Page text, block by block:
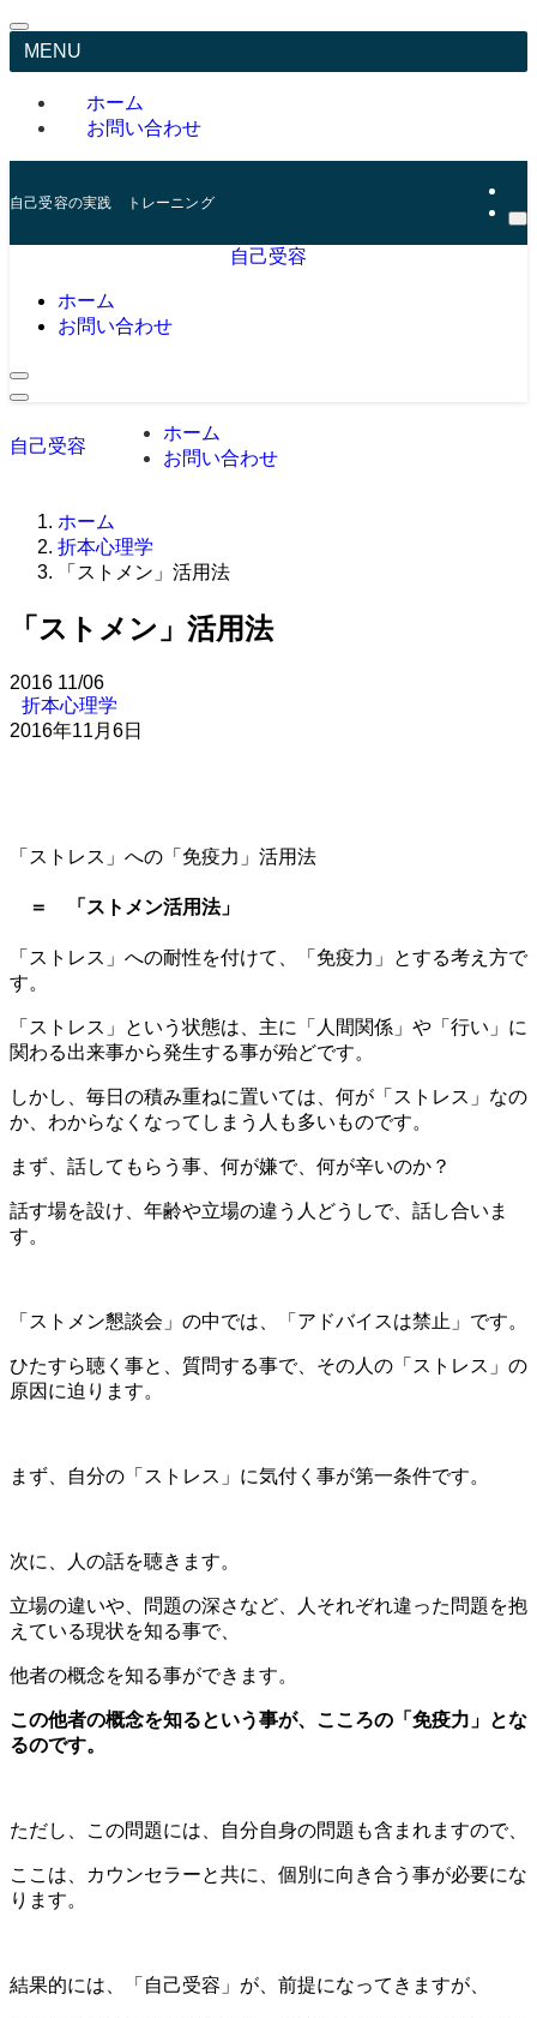
MENU
ホーム
お問い合わせ
自己受容の実践 トレーニング
自己受容
ホーム
お問い合わせ
自己受容
ホーム
お問い合わせ
ホーム
折本心理学
「ストメン」活用法
「ストメン」活用法
2016 11/06
折本心理学
2016年11月6日
「ストレス」への「免疫力」活用法
＝ 「ストメン活用法」
「ストレス」への耐性を付けて、「免疫力」とする考え方で
す。
「ストレス」という状態は、主に「人間関係」や「行い」に
関わる出来事から発生する事が殆どです。
しかし、毎日の積み重ねに置いては、何が「ストレス」なの
か、わからなくなってしまう人も多いものです。
まず、話してもらう事、何が嫌で、何が辛いのか？
話す場を設け、年齢や立場の違う人どうしで、話し合いま
す。
「ストメン懇談会」の中では、「アドバイスは禁止」です。
ひたすら聴く事と、質問する事で、その人の「ストレス」の
原因に迫ります。
まず、自分の「ストレス」に気付く事が第一条件です。
次に、人の話を聴きます。
立場の違いや、問題の深さなど、人それぞれ違った問題を抱
えている現状を知る事で、
他者の概念を知る事ができます。
この他者の概念を知るという事が、こころの「免疫力」とな
るのです。
ただし、この問題には、自分自身の問題も含まれますので、
ここは、カウンセラーと共に、個別に向き合う事が必要にな
ります。
結果的には、「自己受容」が、前提になってきますが、